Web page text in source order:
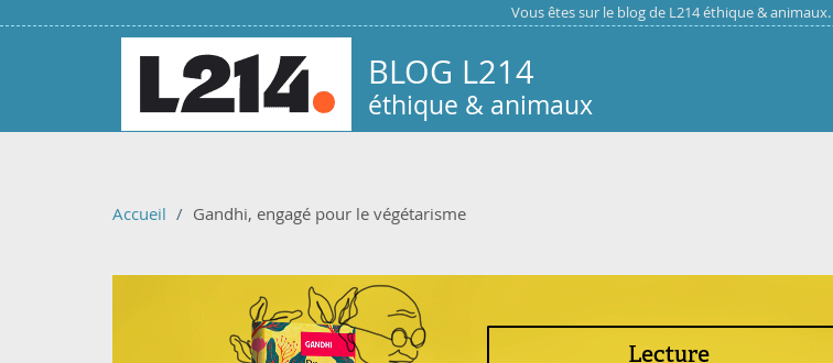
Vous êtes sur le blog de L214 éthique & animaux.
BLOG L214
éthique & animaux
Accueil Gandhi, engagé pour le végétarisme